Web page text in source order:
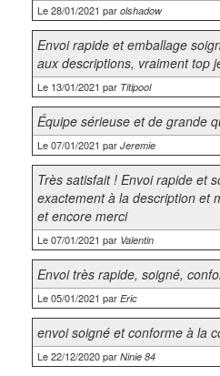
Le 28/01/2021 par olshadow
Envoi rapide et emballage
aux descriptions, vraiment top
Le 13/01/2021 par Titipool
Équipe sérieuse et de grande
Le 07/01/2021 par Jeremie
Très satisfait ! Envoi rapide et
exactement à la description et
et encore merci
Le 07/01/2021 par Valentin
Envoi très rapide, soigné,
Le 05/01/2021 par Eric
envoi soigné et conforme à la
Le 22/12/2020 par Ninie 84